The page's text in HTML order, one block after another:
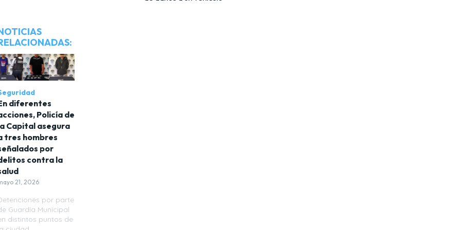
diferentes
Policía de
Capital asegura
tres hombres
por
contra la
21, 2026
por parte
Guardia Municipal
distintos puntos de